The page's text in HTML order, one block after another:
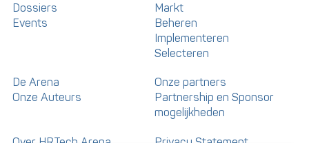
Dossiers
Events
Markt
Beheren
Implementeren
Selecteren
De Arena
Onze Auteurs
Onze partners
Partnership en Sponsor
mogelijkheden